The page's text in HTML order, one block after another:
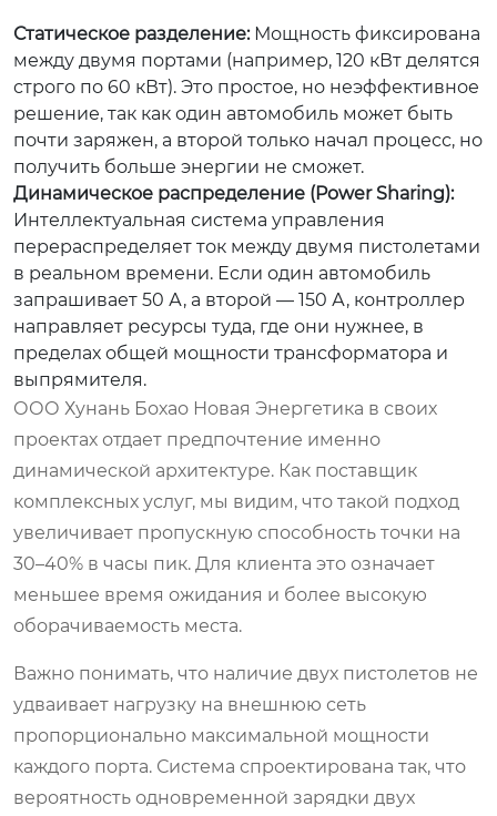
Статическое разделение:Мощность фиксирована
между двумя портами (например, 120 кВт делятся
строго по 60 кВт). Это простое, но неэффективное
решение, так как один автомобиль может быть
почти заряжен, а второй только начал процесс, но
получить больше энергии не сможет.
Динамическое распределение (Power Sharing):
Интеллектуальная система управления
перераспределяет ток между двумя пистолетами
в реальном времени. Если один автомобиль
запрашивает 50 А, а второй — 150 А, контроллер
направляет ресурсы туда, где они нужнее, в
пределах общей мощности трансформатора и
выпрямителя.
ООО Хунань Бохао Новая Энергетика в своих
проектах отдает предпочтение именно
динамической архитектуре. Как поставщик
комплексных услуг, мы видим, что такой подход
увеличивает пропускную способность точки на
30–40% в часы пик. Для клиента это означает
меньшее время ожидания и более высокую
оборачиваемость места.
Важно понимать, что наличие двух пистолетов не
удваивает нагрузку на внешнюю сеть
пропорционально максимальной мощности
каждого порта. Система спроектирована так, что
вероятность одновременной зарядки двух